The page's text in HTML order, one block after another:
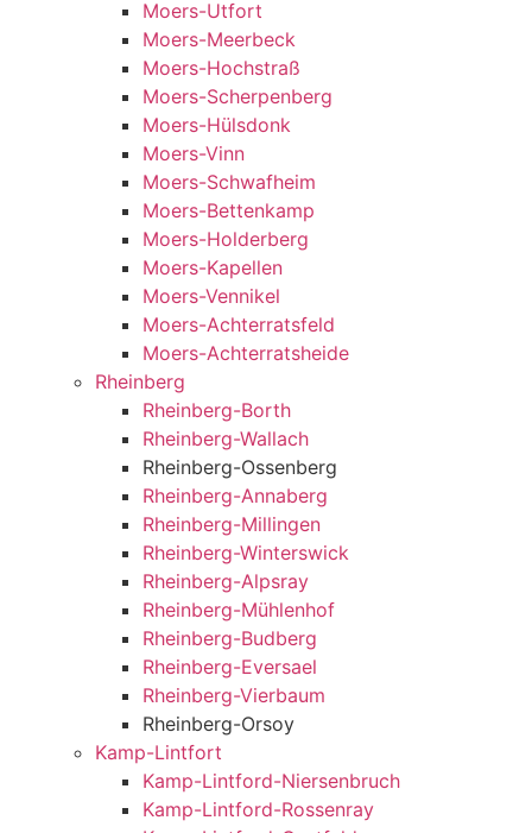
Moers-Utfort
Moers-Meerbeck
Moers-Hochstraß
Moers-Scherpenberg
Moers-Hülsdonk
Moers-Vinn
Moers-Schwafheim
Moers-Bettenkamp
Moers-Holderberg
Moers-Kapellen
Moers-Vennikel
Moers-Achterratsfeld
Moers-Achterratsheide
Rheinberg
Rheinberg-Borth
Rheinberg-Wallach
Rheinberg-Ossenberg
Rheinberg-Annaberg
Rheinberg-Millingen
Rheinberg-Winterswick
Rheinberg-Alpsray
Rheinberg-Mühlenhof
Rheinberg-Budberg
Rheinberg-Eversael
Rheinberg-Vierbaum
Rheinberg-Orsoy
Kamp-Lintfort
Kamp-Lintford-Niersenbruch
Kamp-Lintford-Rossenray